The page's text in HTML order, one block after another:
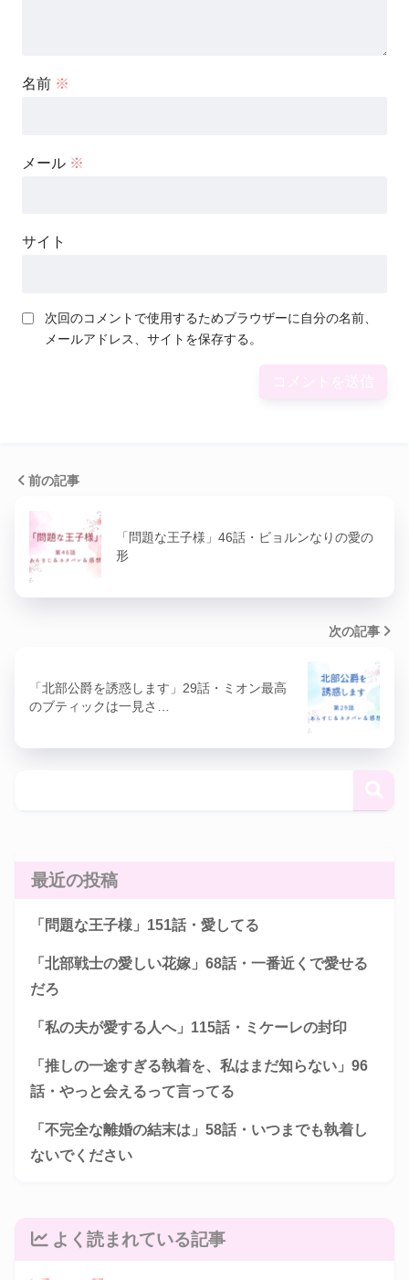
名前 ※
メール ※
サイト
次回のコメントで使用するためブラウザーに自分の名前、
メールアドレス、サイトを保存する。
前の記事
「問題な王子様」46話・ビョルンなりの愛の
形
次の記事
「北部公爵を誘惑します」29話・ミオン最高
のブティックは一見さ…
最近の投稿
「問題な王子様」151話・愛してる
「北部戦士の愛しい花嫁」68話・一番近くで愛せる
だろ
「私の夫が愛する人へ」115話・ミケーレの封印
「推しの一途すぎる執着を、私はまだ知らない」96
話・やっと会えるって言ってる
「不完全な離婚の結末は」58話・いつまでも執着し
ないでください
よく読まれている記事